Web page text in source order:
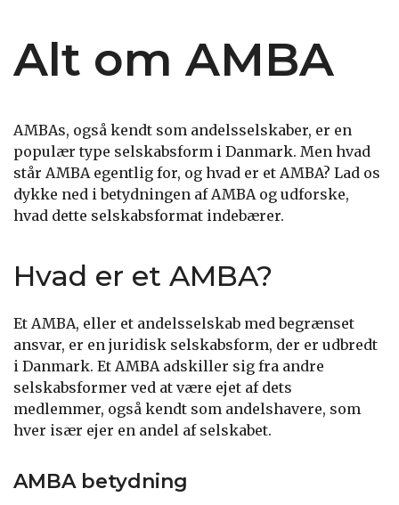
Alt om AMBA
AMBAs, også kendt som andelsselskaber, er en
populær type selskabsform i Danmark. Men hvad
står AMBA egentlig for, og hvad er et AMBA? Lad os
dykke ned i betydningen af AMBA og udforske,
hvad dette selskabsformat indebærer.
Hvad er et AMBA?
Et AMBA, eller et andelsselskab med begrænset
ansvar, er en juridisk selskabsform, der er udbredt
i Danmark. Et AMBA adskiller sig fra andre
selskabsformer ved at være ejet af dets
medlemmer, også kendt som andelshavere, som
hver især ejer en andel af selskabet.
AMBA betydning